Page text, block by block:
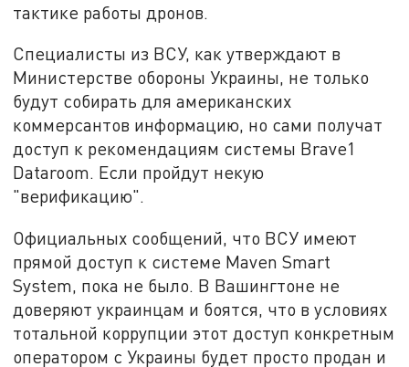
тактике работы дронов.
Специалисты из ВСУ, как утверждают в
Министерстве обороны Украины, не только
будут собирать для американских
коммерсантов информацию, но сами получат
доступ к рекомендациям системы Brave1
Dataroom. Если пройдут некую
"верификацию".
Официальных сообщений, что ВСУ имеют
прямой доступ к системе Maven Smart
System, пока не было. В Вашингтоне не
доверяют украинцам и боятся, что в условиях
тотальной коррупции этот доступ конкретным
оператором с Украины будет просто продан и